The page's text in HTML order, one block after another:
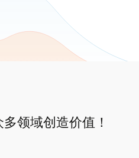
领域创造价值！